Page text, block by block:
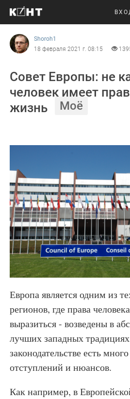
Shoroh1
18 февраля 2021 г. 08:15
Совет Европы: не
человек имеет
жизнь
Моё
Европа является одним из
регионов, где права
выразиться - возведены в
лучших западных
законодательстве есть
отступлений и нюансов.
Как например, в